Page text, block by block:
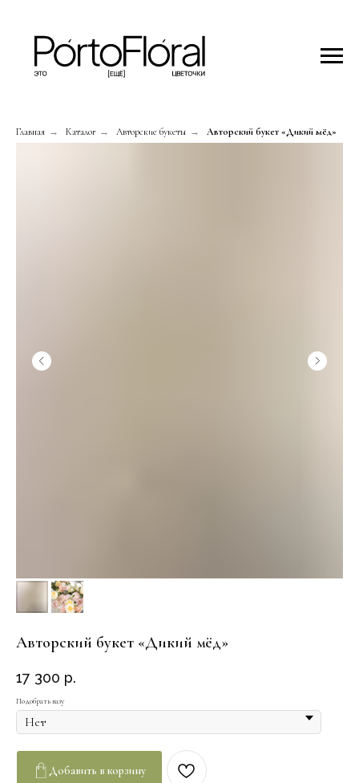
Главная → Каталог → Авторские букеты → Авторский букет «Дикий мёд»
Авторский букет «Дикий мёд»
17 300 р.
Подобрать вазу
Добавить в корзину